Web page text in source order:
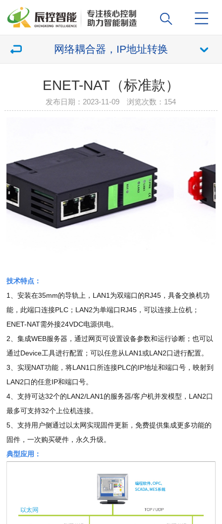
网络耦合器，IP地址转换
ENET-NAT（标准款）
发布日期：2023-11-09 浏览次数： 154
技术特点：
1、安装在35mm的导轨上， LAN1为双端口的RJ45 ，具备交换机功
能，此端口连接PLC ； LAN2为单端口 RJ45 ，可以连接上位机；
ENET-NAT需外接24VDC电源供电。
2、集成WEB服务器，通过网页可设置设备参数和运行诊断；也可以
通过Device工具进行配置；可以任意从LAN1或LAN2 口进行配置。
3、实现NAT功能，将LAN1口所连接PLC的IP地址和端口号，映射到
LAN2 口的任意IP和端口号。
4、支持可达32个的LAN2/LAN1的服务器/客户机并发模型， LAN2 口
最多可支持32个上位机连接。
5、支持用户侧通过以太网实现固件更新，免费提供集成更多功能的
固件，一次购买硬件，永久升级。
典型应用：